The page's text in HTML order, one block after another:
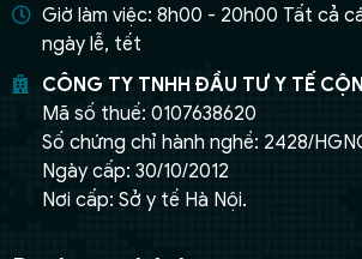
Giờ làm việc: 8h00 - 20h00 Tất cả
ngày lễ, tết
CÔNG TY TNHH ĐẦU TƯ Y TẾ
Mã số thuế: 0107638620
Số chứng chỉ hành nghề: 2428/
Ngày cấp: 30/10/2012
Nơi cấp: Sở y tế Hà Nội.